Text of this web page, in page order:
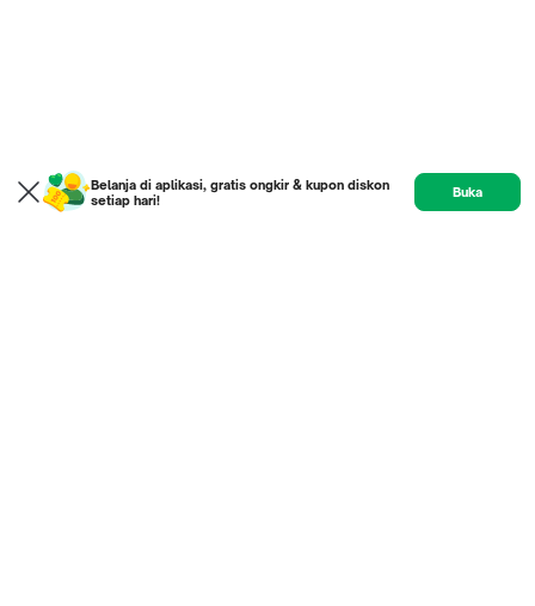
Belanja di aplikasi, gratis ongkir & kupon diskon
setiap hari!
Buka